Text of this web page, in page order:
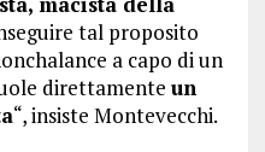
tal proposito
a capo di un
direttamente un
“, insiste Montevecchi.